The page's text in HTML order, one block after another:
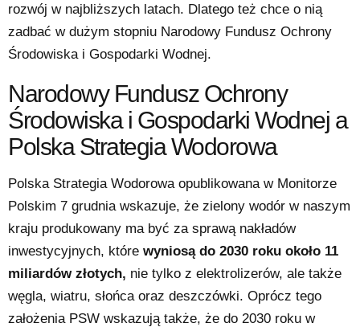
rozwój w najbliższych latach. Dlatego też chce o nią
zadbać w dużym stopniu Narodowy Fundusz Ochrony
Środowiska i Gospodarki Wodnej.
Narodowy Fundusz Ochrony
Środowiska i Gospodarki Wodnej a
Polska Strategia Wodorowa
Polska Strategia Wodorowa opublikowana w Monitorze
Polskim 7 grudnia wskazuje, że zielony wodór w naszym
kraju produkowany ma być za sprawą nakładów
inwestycyjnych, które wyniosą do 2030 roku około 11
miliardów złotych, nie tylko z elektrolizerów, ale także
węgla, wiatru, słońca oraz deszczówki. Oprócz tego
założenia PSW wskazują także, że do 2030 roku w